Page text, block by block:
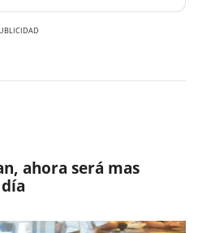
ahora será mas